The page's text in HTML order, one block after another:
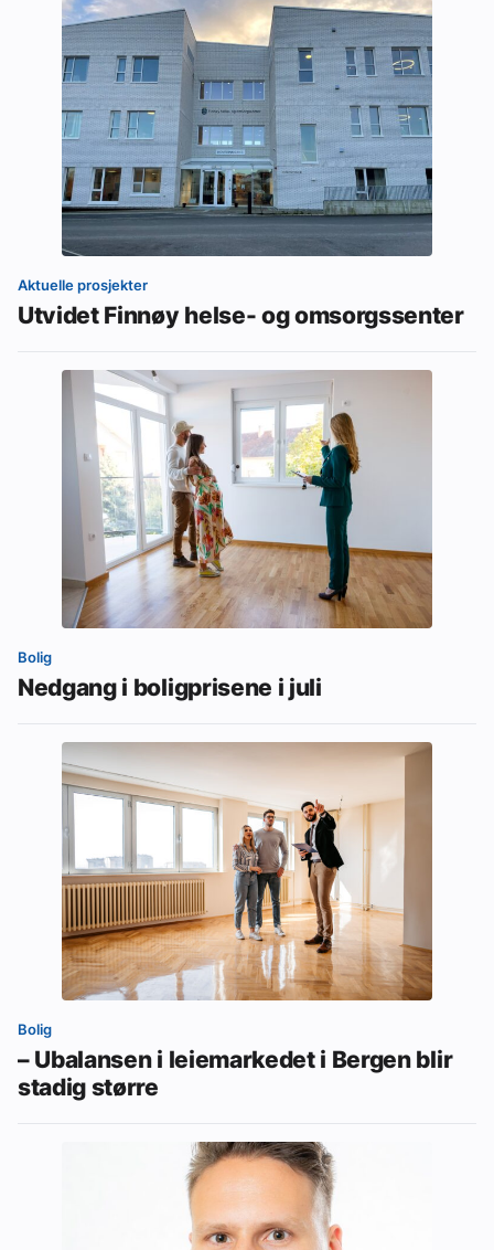
Aktuelle prosjekter
Utvidet Finnøy helse- og omsorgssenter
Bolig
Nedgang i boligprisene i juli
Bolig
– Ubalansen i leiemarkedet i Bergen blir
stadig større